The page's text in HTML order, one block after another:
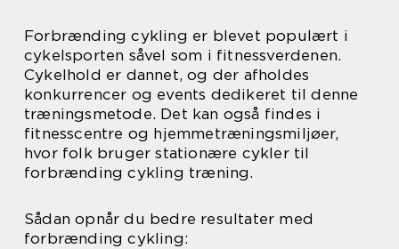
Forbrænding cykling er blevet populært i
cykelsporten såvel som i fitnessverdenen.
Cykelhold er dannet, og der afholdes
konkurrencer og events dedikeret til denne
træningsmetode. Det kan også findes i
fitnesscentre og hjemmetræningsmiljøer,
hvor folk bruger stationære cykler til
forbrænding cykling træning.
Sådan opnår du bedre resultater med
forbrænding cykling: